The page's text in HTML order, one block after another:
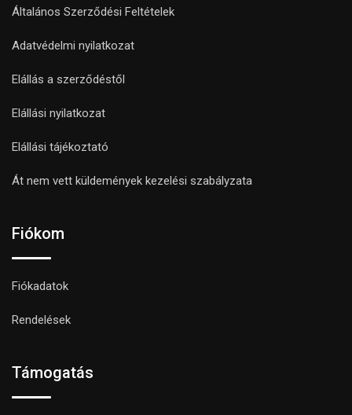
Általános Szerződési Feltételek
Adatvédelmi nyilatkozat
Elállás a szerződéstől
Elállási nyilatkozat
Elállási tájékoztató
Át nem vett küldemények kezelési szabályzata
Fiókom
Fiókadatok
Rendelések
Támogatás